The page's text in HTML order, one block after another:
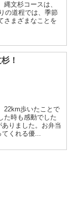
文杉コースは、
の道程では、季節
さまざまなことを
！
22km歩いたことで
た時も感動でした
りました。お弁当
てくれる優...